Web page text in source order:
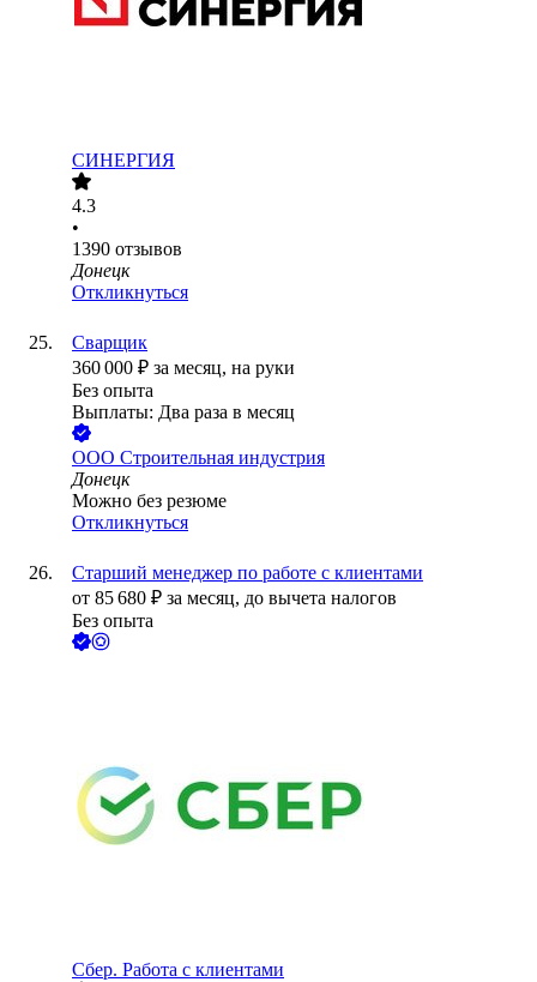
СИНЕРГИЯ
4.3
•
1390 отзывов
Донецк
Откликнуться
Сварщик
360 000 ₽ за месяц, на руки
Без опыта
Выплаты: Два раза в месяц
ООО Строительная индустрия
Донецк
Можно без резюме
Откликнуться
Старший менеджер по работе с клиентами
от 85 680 ₽ за месяц, до вычета налогов
Без опыта
Сбер. Работа с клиентами